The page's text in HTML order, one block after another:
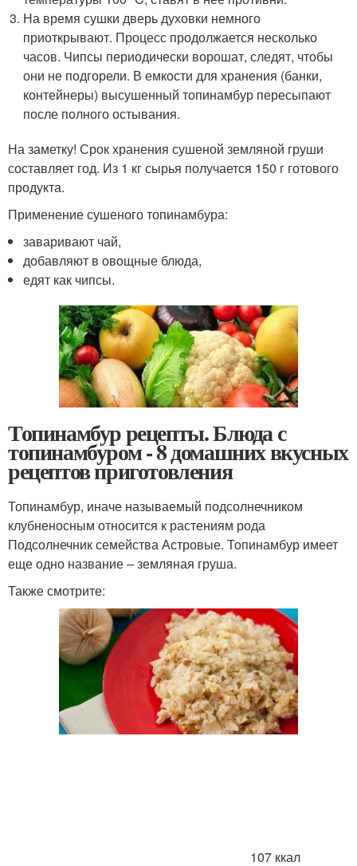
На время сушки дверь духовки немного
приоткрывают. Процесс продолжается несколько
часов. Чипсы периодически ворошат, следят, чтобы
они не подгорели. В емкости для хранения (банки,
контейнеры) высушенный топинамбур пересыпают
после полного остывания.
На заметку! Срок хранения сушеной земляной груши
составляет год. Из 1 кг сырья получается 150 г готового
продукта.
Применение сушеного топинамбура:
заваривают чай,
добавляют в овощные блюда,
едят как чипсы.
Топинамбур рецепты. Блюда с
топинамбуром - 8 домашних вкусных
рецептов приготовления
Топинамбур, иначе называемый подсолнечником
клубненосным относится к растениям рода
Подсолнечник семейства Астровые. Топинамбур имеет
еще одно название – земляная груша.
Также смотрите:
107 ккал